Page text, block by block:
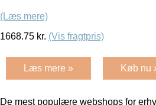
(Læs mere)
1668.75 kr. (Vis fragtpris)
Læs mere » Køb nu
De mest populære webshops for